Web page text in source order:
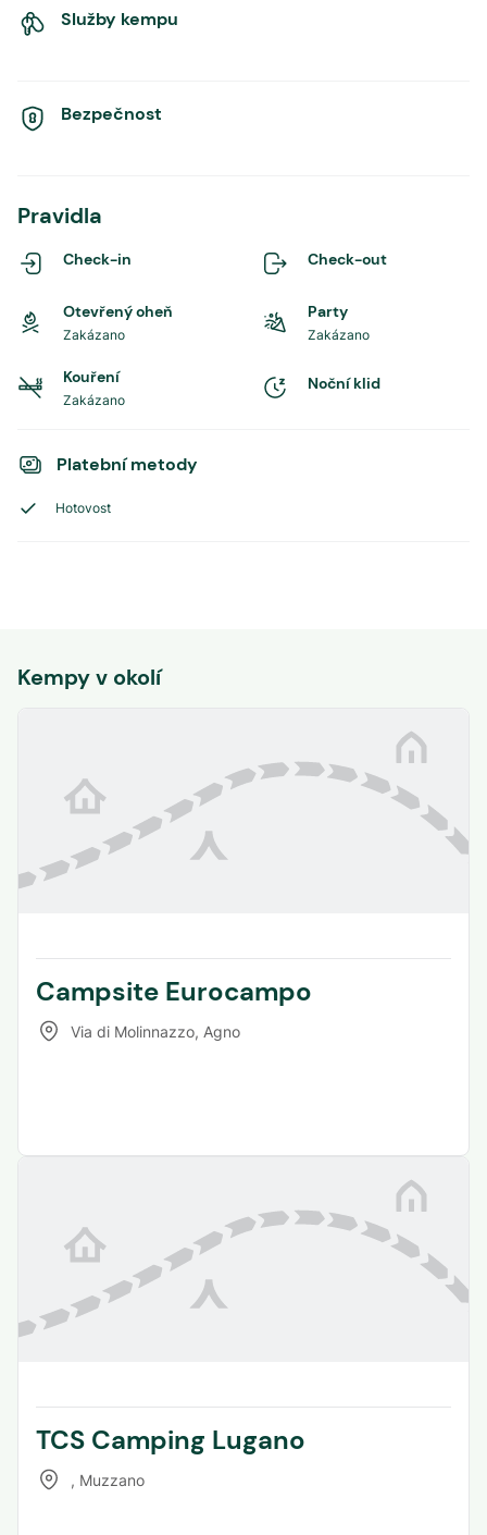
Služby kempu
Bezpečnost
Pravidla
Check-in Check-out
Otevřený oheň
Zakázano
Party
Zakázano
Kouření
Zakázano
Noční klid
Platební metody
Hotovost
Kempy v okolí
Campsite Eurocampo
Via di Molinnazzo, Agno
TCS Camping Lugano
, Muzzano